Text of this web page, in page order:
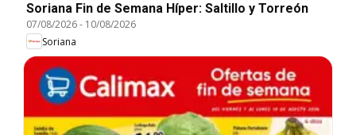
Soriana Fin de Semana Híper: Saltillo y Torreón
07/08/2026- 10/08/2026
Soriana